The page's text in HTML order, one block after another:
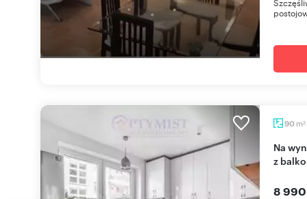
90 m2
Na wynajem przestronne 4-pokojowe mieszkanie
z
8